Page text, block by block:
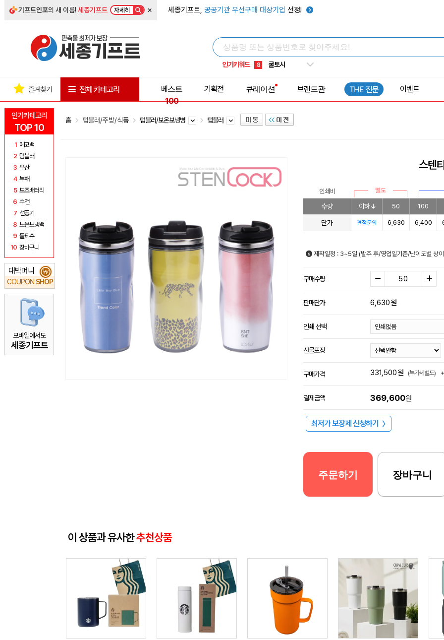
기프트인포의 새 이름!세종기프트 자세히 × 세종기프트, 공공기관 우선구매 대상기업 선정!
인기키워드
5 키캡
8 쿨토시
9 넥쿨러
1 선풍기
인기카테고리
TOP 10
1 에코백
2 텀블러
3 우산
4 부채
5 보조배터리
6 수건
7 선풍기
8 보온보냉백
9 물티슈
10 장바구니
대박머니
COUPON SHOP
₩
모바일에서도
세종기프트
즐겨찾기 전체 카테고리
베스트
100
기획전 큐레이션 브랜드관 THE 전문 이벤트
홈 텀블러/주방/식품 텀블러/보온보냉병 텀블러
스텐
인쇄비 별도
수량 이하 50 100
단가 견적문의 6,630 6,400
제작일정 : 3~5일 (발주 후/영업일기준/난이도별 상
구매수량
판매단가 6,630원
인쇄 선택
선물포장
구매가격 331,500원 (부가세별도)
결제금액 369,600원
최저가 보장제 신청하기 〉
주문하기 장바구니
이 상품과 유사한추천상품